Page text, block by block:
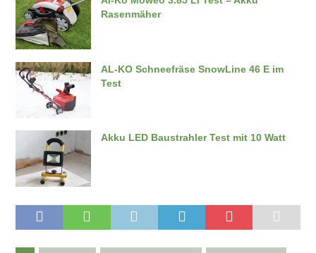
Rasenmäher
AL-KO Schneefräse SnowLine 46 E im
Test
Akku LED Baustrahler Test mit 10 Watt